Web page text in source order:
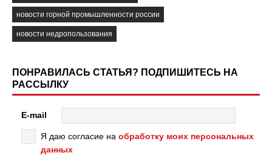
новости горной промышленности россии
новости недропользования
ПОНРАВИЛАСЬ СТАТЬЯ? ПОДПИШИТЕСЬ НА
РАССЫЛКУ
E-mail
Я даю согласие на обработку моих персональных
данных